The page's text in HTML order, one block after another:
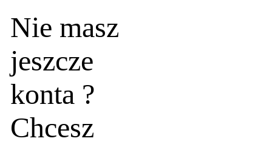
Nie masz
jeszcze
konta ?
Chcesz